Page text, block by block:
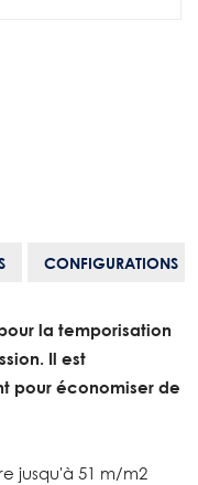
CONFIGURATIONS
la temporisation
Il est
pour économiser de
jusqu'à 51 m/m2